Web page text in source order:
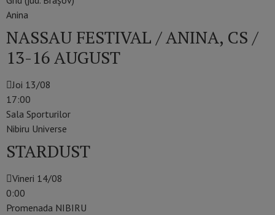
Anina
NASSAU FESTIVAL / ANINA, CS /
13-16 AUGUST
Joi 13/08
17:00
Sala Sporturilor
Nibiru Universe
STARDUST
Vineri 14/08
0:00
Promenada NIBIRU